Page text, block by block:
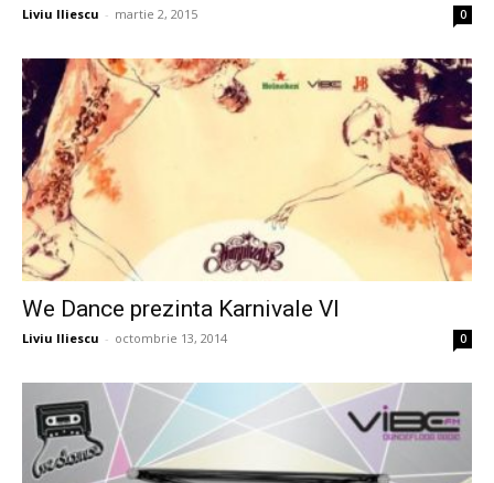
Liviu Iliescu - martie 2, 2015 0
We Dance prezinta Karnivale VI
Liviu Iliescu - octombrie 13, 2014 0